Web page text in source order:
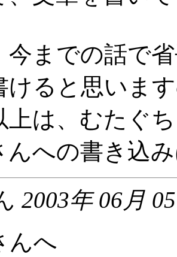
今までの話で
けると思いま
上は、むたぐ
んへの書き込
2003年 06月
んへ